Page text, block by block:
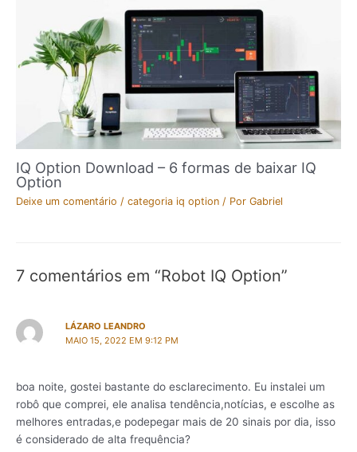
IQ Option Download – 6 formas de baixar IQ
Option
Deixe um comentário / categoria iq option / Por Gabriel
7 comentários em “Robot IQ Option”
LÁZARO LEANDRO
MAIO 15, 2022 EM 9:12 PM
boa noite, gostei bastante do esclarecimento. Eu instalei um
robô que comprei, ele analisa tendência,notícias, e escolhe as
melhores entradas,e podepegar mais de 20 sinais por dia, isso
é considerado de alta frequência?